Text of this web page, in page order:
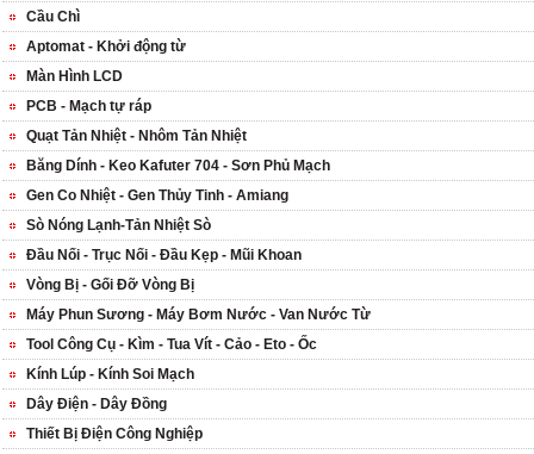
Cầu Chì
Aptomat - Khởi động từ
Màn Hình LCD
PCB - Mạch tự ráp
Quạt Tản Nhiệt - Nhôm Tản Nhiệt
Băng Dính - Keo Kafuter 704 - Sơn Phủ Mạch
Gen Co Nhiệt - Gen Thủy Tinh - Amiang
Sò Nóng Lạnh-Tản Nhiệt Sò
Đầu Nối - Trục Nối - Đầu Kẹp - Mũi Khoan
Vòng Bị - Gối Đỡ Vòng Bị
Máy Phun Sương - Máy Bơm Nước - Van Nước Từ
Tool Công Cụ - Kìm - Tua Vít - Cảo - Eto - Ốc
Kính Lúp - Kính Soi Mạch
Dây Điện - Dây Đồng
Thiết Bị Điện Công Nghiệp